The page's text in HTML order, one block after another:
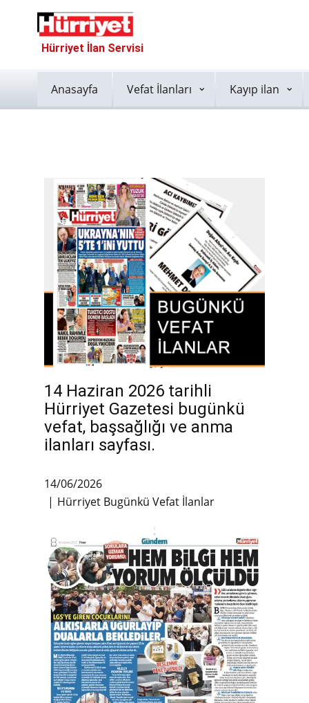
Hürriyet İlan Servisi
Anasayfa Vefat İlanları Kayıp ilan
14 Haziran 2026 tarihli
Hürriyet Gazetesi bugünkü
vefat, başsağlığı ve anma
ilanları sayfası.
14/06/2026
Hürriyet Bugünkü Vefat İlanlar